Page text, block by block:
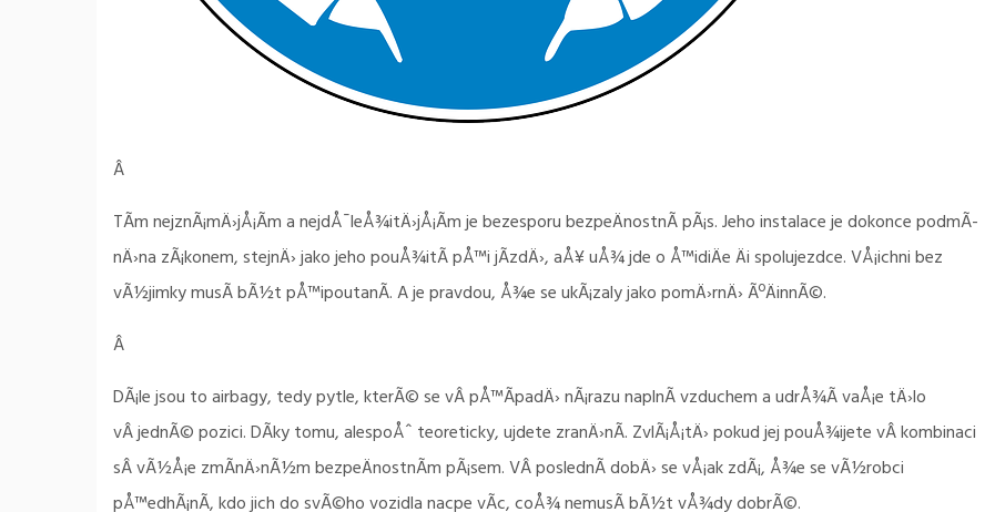
Â
TÃ­m nejznÃ¡mÄ›jÅ¡Ã­m a nejdÅ¯leÅ¾itÄ›jÅ¡Ã­m je bezesporu bezpeÄnostnÃ­ pÃ¡s. Jeho instalace je dokonce podmÃ­
nÄ›na zÃ¡konem, stejnÄ› jako jeho pouÅ¾itÃ­ pÅ™i jÃ­zdÄ›, aÅ¥ uÅ¾ jde o Å™idiÄe Äi spolujezdce. VÅ¡ichni bez
vÃ½jimky musÃ­ bÃ½t pÅ™ipoutanÃ­. A je pravdou, Å¾e se ukÃ¡zaly jako pomÄ›rnÄ› ÃºÄinnÃ©.
Â
DÃ¡le jsou to airbagy, tedy pytle, kterÃ© se vÂ pÅ™Ã­padÄ› nÃ¡razu naplnÃ­ vzduchem a udrÅ¾Ã­ vaÅ¡e tÄ›lo
vÂ jednÃ© pozici. DÃ­ky tomu, alespoÅˆ teoreticky, ujdete zranÄ›nÃ­. ZvlÃ¡Å¡tÄ› pokud jej pouÅ¾ijete vÂ kombinaci
sÂ vÃ½Å¡e zmÃ­nÄ›nÃ½m bezpeÄnostnÃ­m pÃ¡sem. VÂ poslednÃ­ dobÄ› se vÅ¡ak zdÃ¡, Å¾e se vÃ½robci
pÅ™edhÃ¡nÃ­, kdo jich do svÃ©ho vozidla nacpe vÃ­c, coÅ¾ nemusÃ­ bÃ½t vÅ¾dy dobrÃ©.